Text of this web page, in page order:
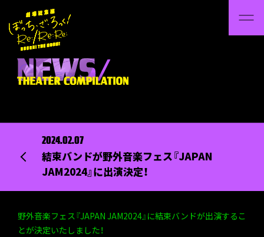
2024.02.07
結束バンドが野外音楽フェス『JAPAN
JAM2024』に出演決定！
野外音楽フェス『JAPAN JAM2024』に結束バンドが出演するこ
とが決定いたしました！